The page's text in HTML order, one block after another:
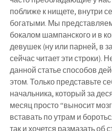
поближе к нищете, внутри
богатыми. Мы
бокалом шампанского и в
девушек (ну или парней, в
сейчас читает эти строки).
данной статье способов
этом. Только представьте
начальника, который за
месяц просто “выносит
вставать по утрам и
так и хочется размазать об